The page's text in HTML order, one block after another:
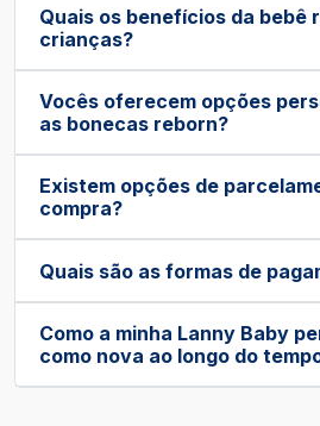
Quais os benefícios da bebê
crianças?
Vocês oferecem opções
as bonecas reborn?
Existem opções de
compra?
Quais são as formas de
Como a minha Lanny Baby
como nova ao longo do